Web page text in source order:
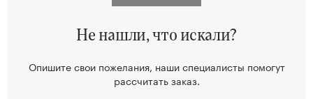
Не нашли,что искали?
Опишите свои пожелания, нашиспециалисты помогут
рассчитать заказ.